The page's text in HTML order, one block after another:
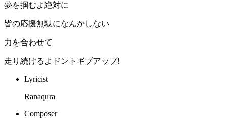
夢を掴むよ絶対に
皆の応援無駄になんかしない
力を合わせて
走り続けるよドントギブアップ!
Lyricist
Ranaqura
Composer